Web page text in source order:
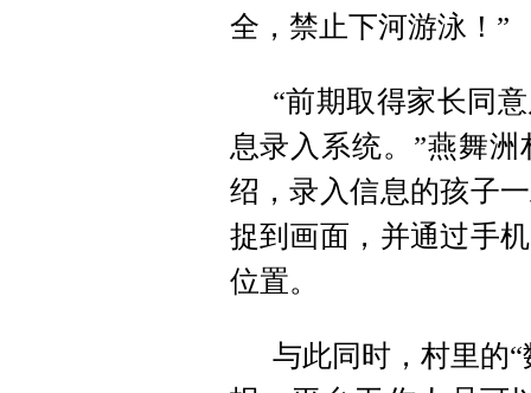
全，禁止下河游泳！”
“前期取得家长同
息录入系统。”燕舞
绍，录入信息的孩子
捉到画面，并通过手
位置。
与此同时，村里的